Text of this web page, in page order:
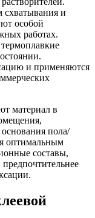
и
особой
работах.
и применяются
материал в
пола/
оптимальным
составы,